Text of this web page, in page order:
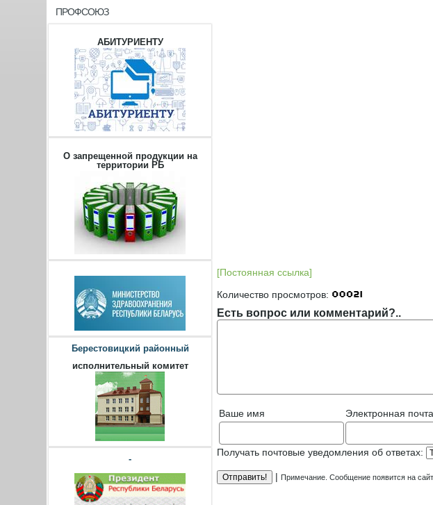
ПРОФСОЮЗ
АБИТУРИЕНТУ
О запрещенной продукции на
территории РБ
Берестовицкий районный
исполнительный комитет
-
[Постоянная ссылка]
Количество просмотров:
Есть вопрос или комментарий?..
Ваше имя Электронная почта
Получать почтовые уведомления об ответах:
|Примечание. Сообщение появится на